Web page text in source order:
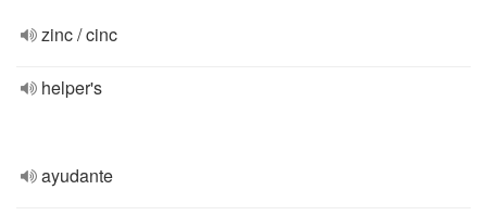
zinc / cinc
helper's
ayudante